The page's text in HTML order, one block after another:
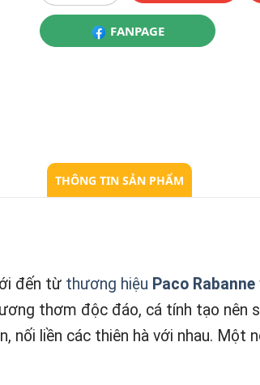
FANPAGE
THÔNG TIN SẢN PHẨM
đến từ thương hiệu Paco Rabanne
thơm độc đáo, cá tính tạo nên
nối liền các thiên hà với nhau.